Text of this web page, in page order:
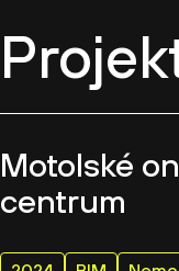
Motolské
centrum